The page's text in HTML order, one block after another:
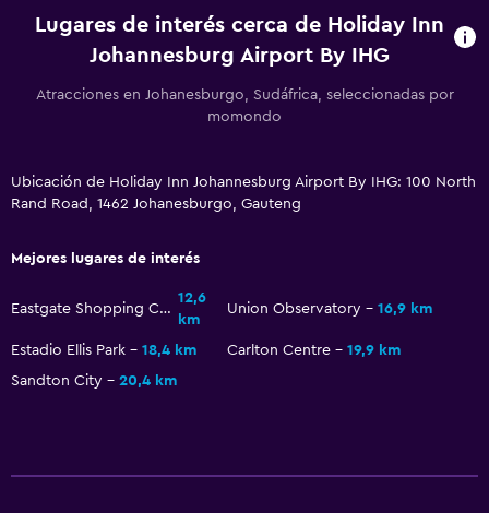
Gorro de baño
Tina de baño
Aseo
Vista a la piscina
Espacio de almacenamiento
Habitaciones insonorizadas
Lugares de interés cerca de Holiday Inn
Johannesburg Airport By IHG
Atracciones en Johanesburgo, Sudáfrica, seleccionadas por
momondo
Ubicación de Holiday Inn Johannesburg Airport By IHG: 100 North
Rand Road, 1462 Johanesburgo, Gauteng
Mejores lugares de interés
Eastgate Shopping Centre
12,6
km
Union Observatory 16,9 km
Estadio Ellis Park 18,4 km Carlton Centre
19,9 km
Sandton City
20,4 km